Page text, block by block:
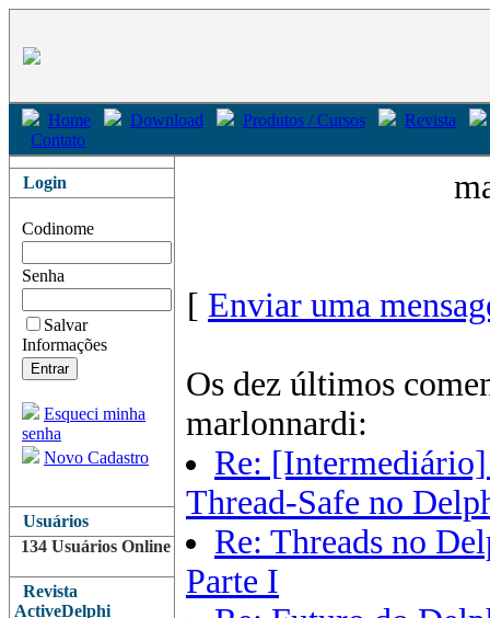
Home Download Produtos / Cursos
Revista
Contato
Login
Codinome
Senha
Salvar
Informações
Esqueci minha
senha
Novo Cadastro
Usuários
134 Usuários Online
Revista
ActiveDelphi
[ Enviar uma
Os dez últimos
marlonnardi:
Re:
Thread-Safe no
Re: Threads no
Parte I